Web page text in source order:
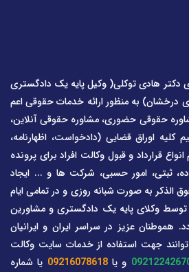
دکتر هادی توکلی( وکیل پایه یک دادگستری
کاری درخشان) به منظور ارائه خدمات حقوقی اعم
حقوقی حضوری، مشاوره حقوقی آنلاین،
کلیه اوراق قضایی (دادخواست، اظهارنامه،
قرارداد و قبول وکالت افراد برای پرونده
ثبتی، امور حسبی، شرکت ها و ... ایجاد
الذکر به صورت شبانه روزی و در تمامی ایام
وکلای پایه یک دادگستری و مشاورین
هموطنان عزیز در سراسر ایران و ایرانیان
جهت استفاده از خدمات سایت وکالت
و یا09216078618 یا شماره